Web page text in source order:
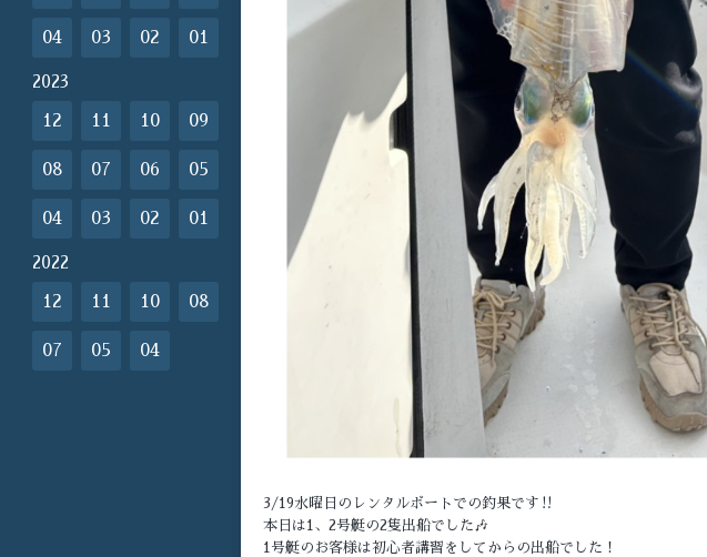
3/19水曜日のレンタルボートでの釣果です‼️
本日は1、2号艇の2隻出船でした🎶
1号艇のお客様は初心者講習をしてからの出船でした！
04 03 02 01
2023
12 11 10 09
08 07 06 05
04 03 02 01
2022
12 11 10 08
07 05 04